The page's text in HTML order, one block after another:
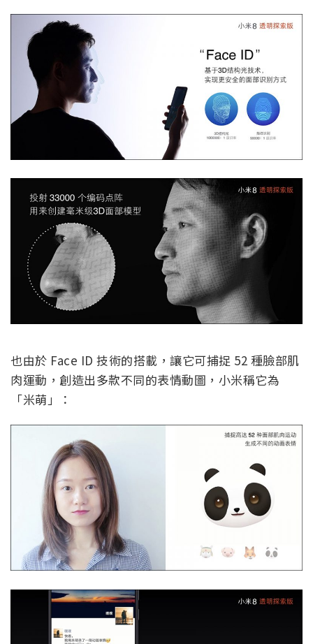
也由於 Face ID 技術的搭載，讓它可捕捉 52 種臉部肌
肉運動，創造出多款不同的表情動圖，小米稱它為
「米萌」：